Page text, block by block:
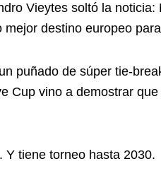
Vieytes soltó la
mejor destino europeo
puñado de súper tie-
Cup vino a demostrar
Y tiene torneo hasta 2030.